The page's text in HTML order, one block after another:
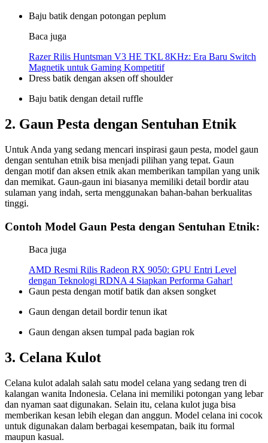
Baju batik dengan potongan peplum
Baca juga
Razer Rilis Huntsman V3 HE TKL 8KHz: Era Baru Switch
Magnetik untuk Gaming Kompetitif
Dress batik dengan aksen off shoulder
Baju batik dengan detail ruffle
2. Gaun Pesta dengan Sentuhan Etnik
Untuk Anda yang sedang mencari inspirasi gaun pesta, model gaun
dengan sentuhan etnik bisa menjadi pilihan yang tepat. Gaun
dengan motif dan aksen etnik akan memberikan tampilan yang unik
dan memikat. Gaun-gaun ini biasanya memiliki detail bordir atau
sulaman yang indah, serta menggunakan bahan-bahan berkualitas
tinggi.
Contoh Model Gaun Pesta dengan Sentuhan Etnik:
Baca juga
AMD Resmi Rilis Radeon RX 9050: GPU Entri Level
dengan Teknologi RDNA 4 Siapkan Performa Gahar!
Gaun pesta dengan motif batik dan aksen songket
Gaun dengan detail bordir tenun ikat
Gaun dengan aksen tumpal pada bagian rok
3. Celana Kulot
Celana kulot adalah salah satu model celana yang sedang tren di
kalangan wanita Indonesia. Celana ini memiliki potongan yang lebar
dan nyaman saat digunakan. Selain itu, celana kulot juga bisa
memberikan kesan lebih elegan dan anggun. Model celana ini cocok
untuk digunakan dalam berbagai kesempatan, baik itu formal
maupun kasual.